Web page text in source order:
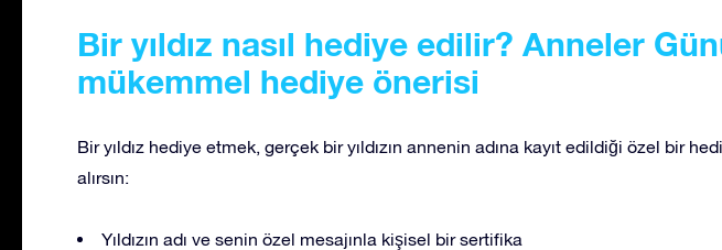
Bir yıldız nasıl hediye edilir? Anneler
mükemmel hediye önerisi
Bir yıldız hediye etmek, gerçek bir yıldızın annenin adına kayıt edildiği özel bir
alırsın:
Yıldızın adı ve senin özel mesajınla kişisel bir sertifika